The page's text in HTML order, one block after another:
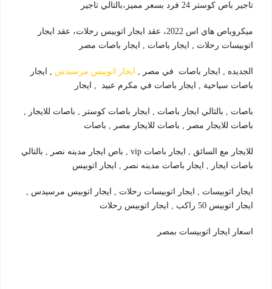
تاجير باص كوستر 24 فرد بسعر مميز،بالتالي تاجير
ميكروباص هاي اس
2022، عقد ايجار اتوبيس رحلات، عقد ايجار
اتوبيسات رحلات , ايجار باصات , ايجار باصات مصر
الجديده , ايجار باصات في مصر , ايجار اتوبيس مرسيدس , ايجار
باصات سياحية , ايجار باصات في مكرم عبيد , ايجار
باصات , بالتالي ايجار باصات ,
ايجار باصات كوستر , باصات للايجار ,
باصات للايجار مصر , باصات للايجار مصر , باصات
للايجار مع السائق , ايجار باصات vip , باص ايجار مدينه نصر , بالتالي
باصات ايجار , ايجار باصات مدينه نصر , ايجار اتوبيس
ايجار اتوبيسات , ايجار اتوبيسات رحلات ,
ايجار اتوبيس مرسيدس ,
ايجار اتوبيس 50 راكب , ايجار اتوبيس رحلات
اسعار ايجار اتوبيسات بمصر